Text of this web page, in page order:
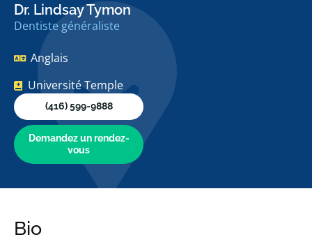
Dr. Lindsay Tymon
Dentiste généraliste
Anglais
Université Temple
(416) 599-9888
Demandez un rendez-
vous
Bio